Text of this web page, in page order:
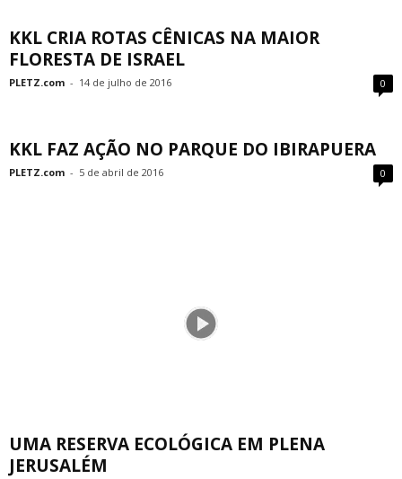
KKL CRIA ROTAS CÊNICAS NA MAIOR
FLORESTA DE ISRAEL
PLETZ.com - 14 de julho de 2016 0
KKL FAZ AÇÃO NO PARQUE DO IBIRAPUERA
PLETZ.com - 5 de abril de 2016 0
UMA RESERVA ECOLÓGICA EM PLENA
JERUSALÉM